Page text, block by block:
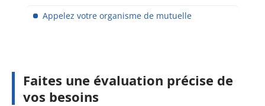
Appelez votre organisme de mutuelle
Faites une évaluation précise de
vos besoins